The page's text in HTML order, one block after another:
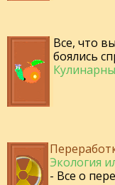
Все, что
боялись
Экология
- Все о